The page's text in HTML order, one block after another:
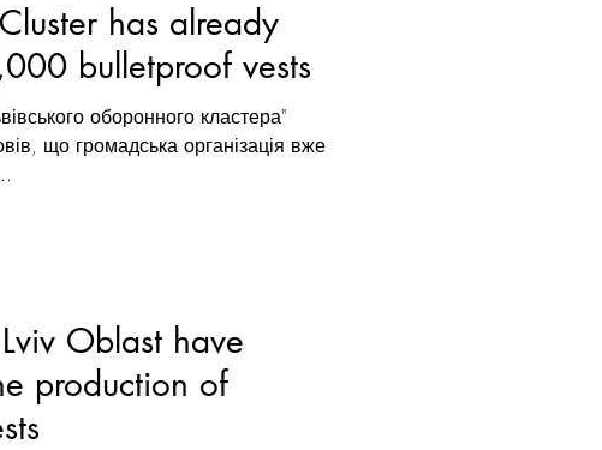
has already
bulletproof vests
оборонного кластера"
що громадська організація вже
Oblast have
production of